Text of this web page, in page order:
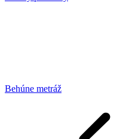
Behúne metráž